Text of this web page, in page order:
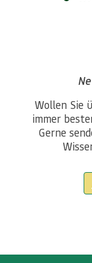
Wollen Sie
immer
Gerne